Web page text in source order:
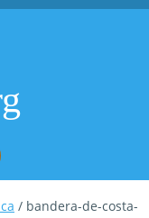
/ bandera-de-costa-